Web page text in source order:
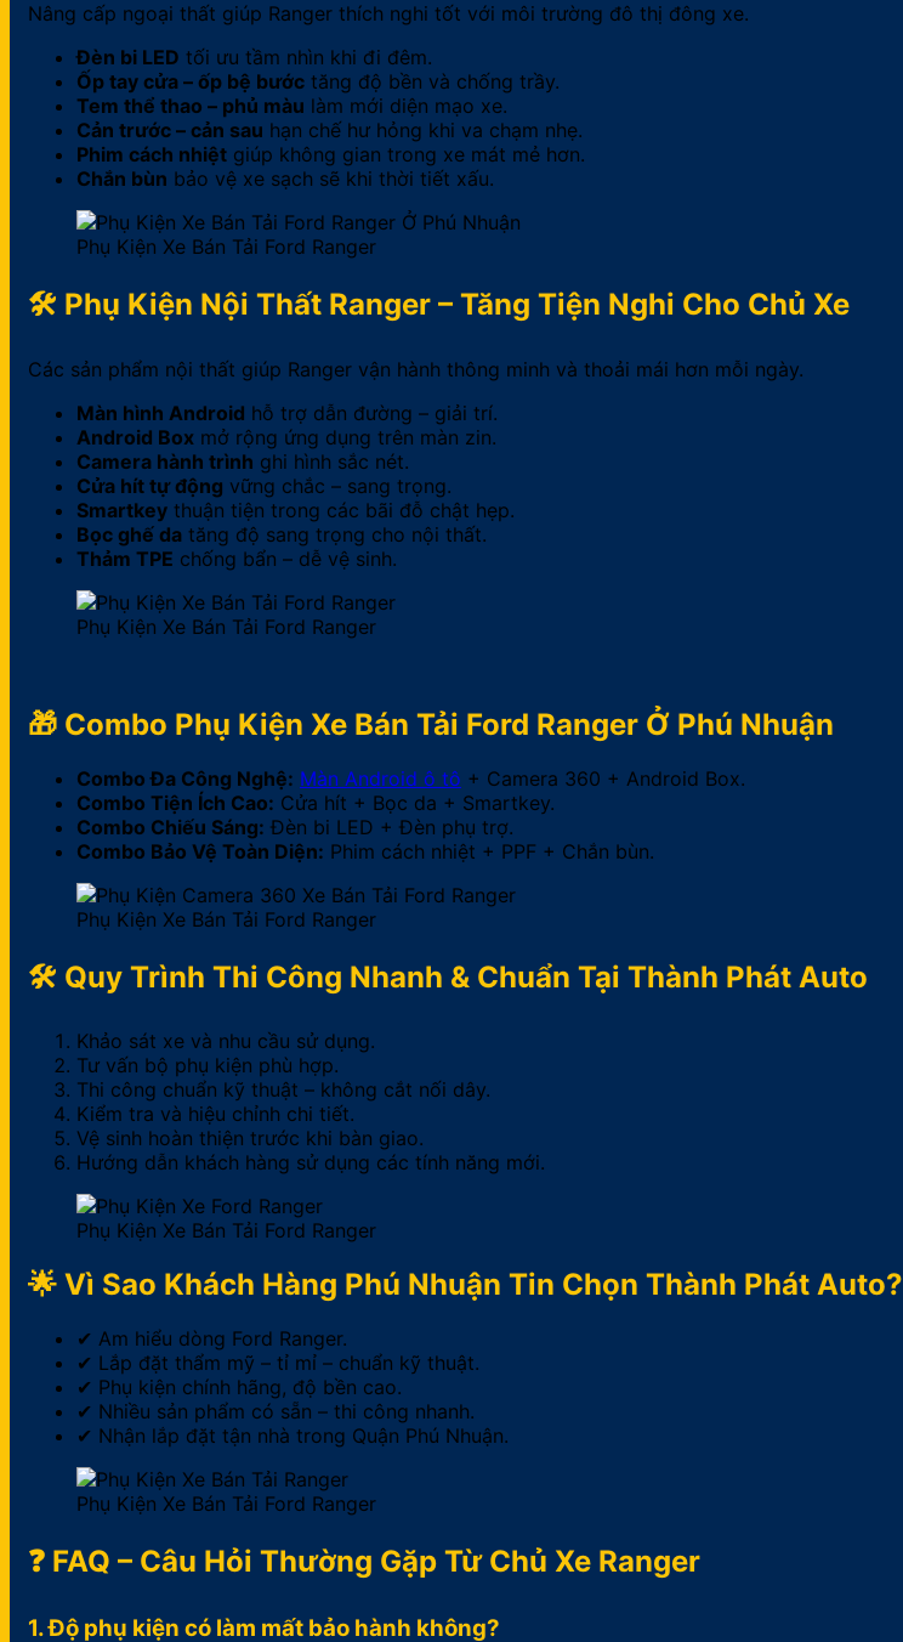
Nâng cấp ngoại thất giúp Ranger thích nghi tốt với môi trường đô thị đông xe.
Đèn bi LED tối ưu tầm nhìn khi đi đêm.
Ốp tay cửa – ốp bệ bước tăng độ bền và chống trầy.
Tem thể thao – phủ màu làm mới diện mạo xe.
Cản trước – cản sau hạn chế hư hỏng khi va chạm nhẹ.
Phim cách nhiệt giúp không gian trong xe mát mẻ hơn.
Chắn bùn bảo vệ xe sạch sẽ khi thời tiết xấu.
Phụ Kiện Xe Bán Tải Ford Ranger
🛠 Phụ Kiện Nội Thất Ranger – Tăng Tiện Nghi Cho Chủ Xe
Các sản phẩm nội thất giúp Ranger vận hành thông minh và thoải mái hơn mỗi ngày.
Màn hình Android hỗ trợ dẫn đường – giải trí.
Android Box mở rộng ứng dụng trên màn zin.
Camera hành trình ghi hình sắc nét.
Cửa hít tự động vững chắc – sang trọng.
Smartkey thuận tiện trong các bãi đỗ chật hẹp.
Bọc ghế da tăng độ sang trọng cho nội thất.
Thảm TPE chống bẩn – dễ vệ sinh.
Phụ Kiện Xe Bán Tải Ford Ranger
🎁 Combo Phụ Kiện Xe Bán Tải Ford Ranger Ở Phú Nhuận
Combo Đa Công Nghệ: Màn Android ô tô + Camera 360 + Android Box.
Combo Tiện Ích Cao: Cửa hít + Bọc da + Smartkey.
Combo Chiếu Sáng: Đèn bi LED + Đèn phụ trợ.
Combo Bảo Vệ Toàn Diện: Phim cách nhiệt + PPF + Chắn bùn.
Phụ Kiện Xe Bán Tải Ford Ranger
🛠 Quy Trình Thi Công Nhanh & Chuẩn Tại Thành Phát Auto
Khảo sát xe và nhu cầu sử dụng.
Tư vấn bộ phụ kiện phù hợp.
Thi công chuẩn kỹ thuật – không cắt nối dây.
Kiểm tra và hiệu chỉnh chi tiết.
Vệ sinh hoàn thiện trước khi bàn giao.
Hướng dẫn khách hàng sử dụng các tính năng mới.
Phụ Kiện Xe Bán Tải Ford Ranger
🌟 Vì Sao Khách Hàng Phú Nhuận Tin Chọn Thành Phát Auto?
✔ Am hiểu dòng Ford Ranger.
✔ Lắp đặt thẩm mỹ – tỉ mỉ – chuẩn kỹ thuật.
✔ Phụ kiện chính hãng, độ bền cao.
✔ Nhiều sản phẩm có sẵn – thi công nhanh.
✔ Nhận lắp đặt tận nhà trong Quận Phú Nhuận.
Phụ Kiện Xe Bán Tải Ford Ranger
❓ FAQ – Câu Hỏi Thường Gặp Từ Chủ Xe Ranger
1. Độ phụ kiện có làm mất bảo hành không?